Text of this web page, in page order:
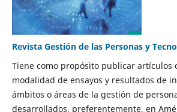
Revista Gestión de las Personas y
Tiene como propósito publicar artículos
modalidad de ensayos y resultados de
ámbitos o áreas de la gestión de
desarrollados, preferentemente, en